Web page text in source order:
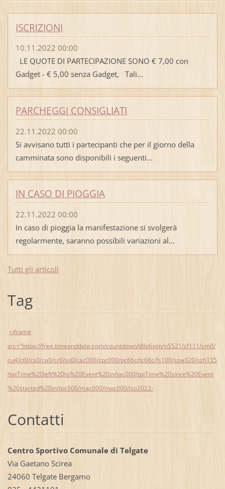
ISCRIZIONI
10.11.2022 00:00
LE QUOTE DI PARTECIPAZIONE SONO € 7,00 con
Gadget - € 5,00 senza Gadget, Tali...
PARCHEGGI CONSIGLIATI
22.11.2022 00:00
Si avvisano tutti i partecipanti che per il giorno della
camminata sono disponibili i seguenti...
IN CASO DI PIOGGIA
22.11.2022 00:00
In caso di pioggia la manifestazione si svolgerà
regolarmente, saranno possibili variazioni al...
Tutti gli articoli
Tag
<iframe
src="https://free.timeanddate.com/countdown/i8lo6xjm/n5521/cf111/cm0/
cu4/ct0/cs0/ca0/cr0/ss0/cac000/cpc000/pc66c/tc66c/fs100/szw320/szh135
/tatTime%20left%20to%20Event%20in/tac000/tptTime%20since%20Event
%20started%20in/tpc000/mac000/mpc000/iso2022-
Contatti
Centro Sportivo Comunale di Telgate
Via Gaetano Scirea
24060 Telgate Bergamo